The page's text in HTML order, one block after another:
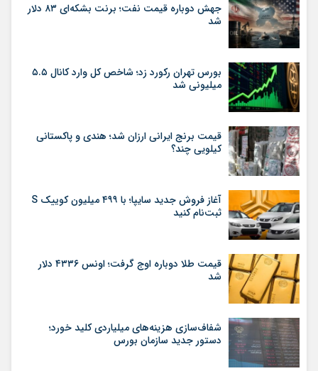
جهش دوباره قیمت نفت؛ برنت بشکه‌ای ۸۳ دلار
شد
بورس تهران رکورد زد؛ شاخص کل وارد کانال ۵.۵
میلیونی شد
قیمت برنج ایرانی ارزان شد؛ هندی و پاکستانی
کیلویی چند؟
آغاز فروش جدید سایپا؛ با ۴۹۹ میلیون کوییک S
ثبت‌نام کنید
قیمت طلا دوباره اوج گرفت؛ اونس ۴۳۳۶ دلار
شد
شفاف‌سازی هزینه‌های میلیاردی کلید خورد؛
دستور جدید سازمان بورس